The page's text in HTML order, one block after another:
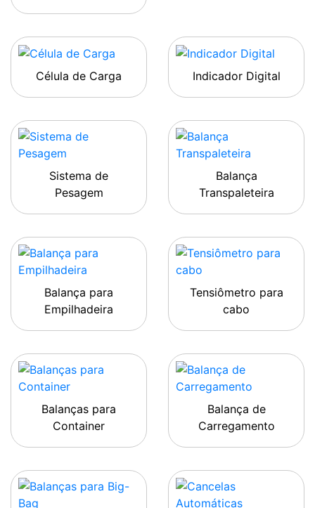
Célula de Carga Indicador Digital
Sistema de
Pesagem
Balança
Transpaleteira
Balança para
Empilhadeira
Tensiômetro para
cabo
Balanças para
Container
Balança de
Carregamento